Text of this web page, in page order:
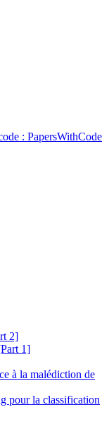
: PapersWithCode
2]
1]
à la malédiction de
pour la classification